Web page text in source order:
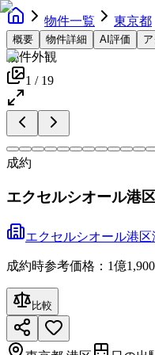
物件一覧 東京都
概要 物件詳細 AI評価
物件外観
1 / 19
成約
エクセルシオール港
エクセルシオール港区
成約時参考価格：1億
比較